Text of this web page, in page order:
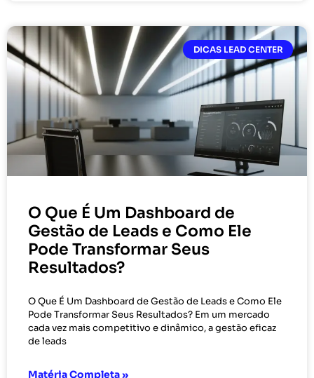
DICAS LEAD CENTER
O Que É Um Dashboard de
Gestão de Leads e Como Ele
Pode Transformar Seus
Resultados?
O Que É Um Dashboard de Gestão de Leads e Como Ele
Pode Transformar Seus Resultados? Em um mercado
cada vez mais competitivo e dinâmico, a gestão eficaz
de leads
Matéria Completa »